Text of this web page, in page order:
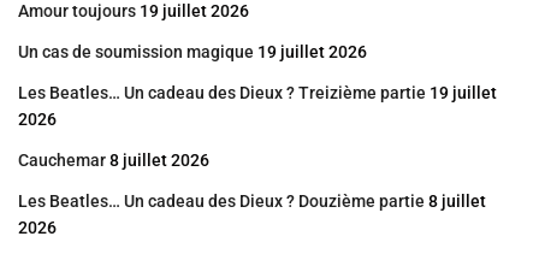
Amour toujours 19 juillet 2026
Un cas de soumission magique 19 juillet 2026
Les Beatles… Un cadeau des Dieux ? Treizième partie 19 juillet
2026
Cauchemar8 juillet 2026
Les Beatles… Un cadeau des Dieux ? Douzième partie 8 juillet
2026